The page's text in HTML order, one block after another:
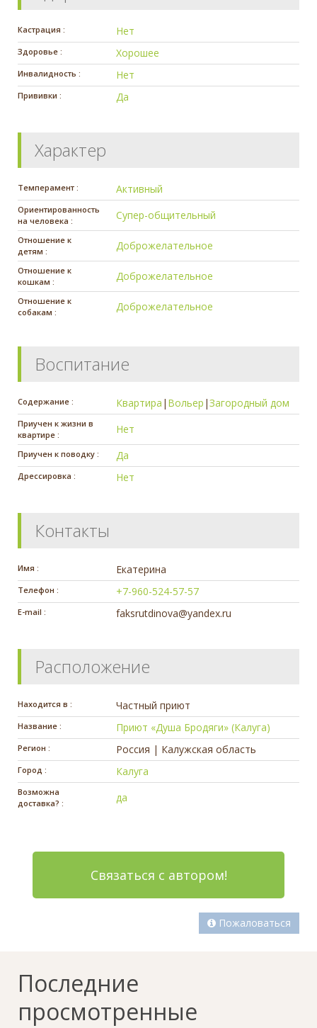
Кастрация : Нет
Здоровье : Хорошее
Инвалидность : Нет
Прививки : Да
Характер
Темперамент : Активный
Ориентированность
на человека :
Супер-общительный
Отношение к
детям :
Доброжелательное
Отношение к
кошкам :
Доброжелательное
Отношение к
собакам :
Доброжелательное
Воспитание
Содержание : Квартира | Вольер |Загородный дом
Приучен к жизни в
квартире :
Нет
Приучен к поводку : Да
Дрессировка : Нет
Контакты
Имя : Екатерина
Телефон : +7-960-524-57-57
E-mail : faksrutdinova@yandex.ru
Расположение
Находится в : Частный приют
Название : Приют «Душа Бродяги» (Калуга)
Регион : Россия | Калужская область
Город : Калуга
Возможна
доставка? :
да
Связаться с автором!
Пожаловаться
Последние
просмотренные